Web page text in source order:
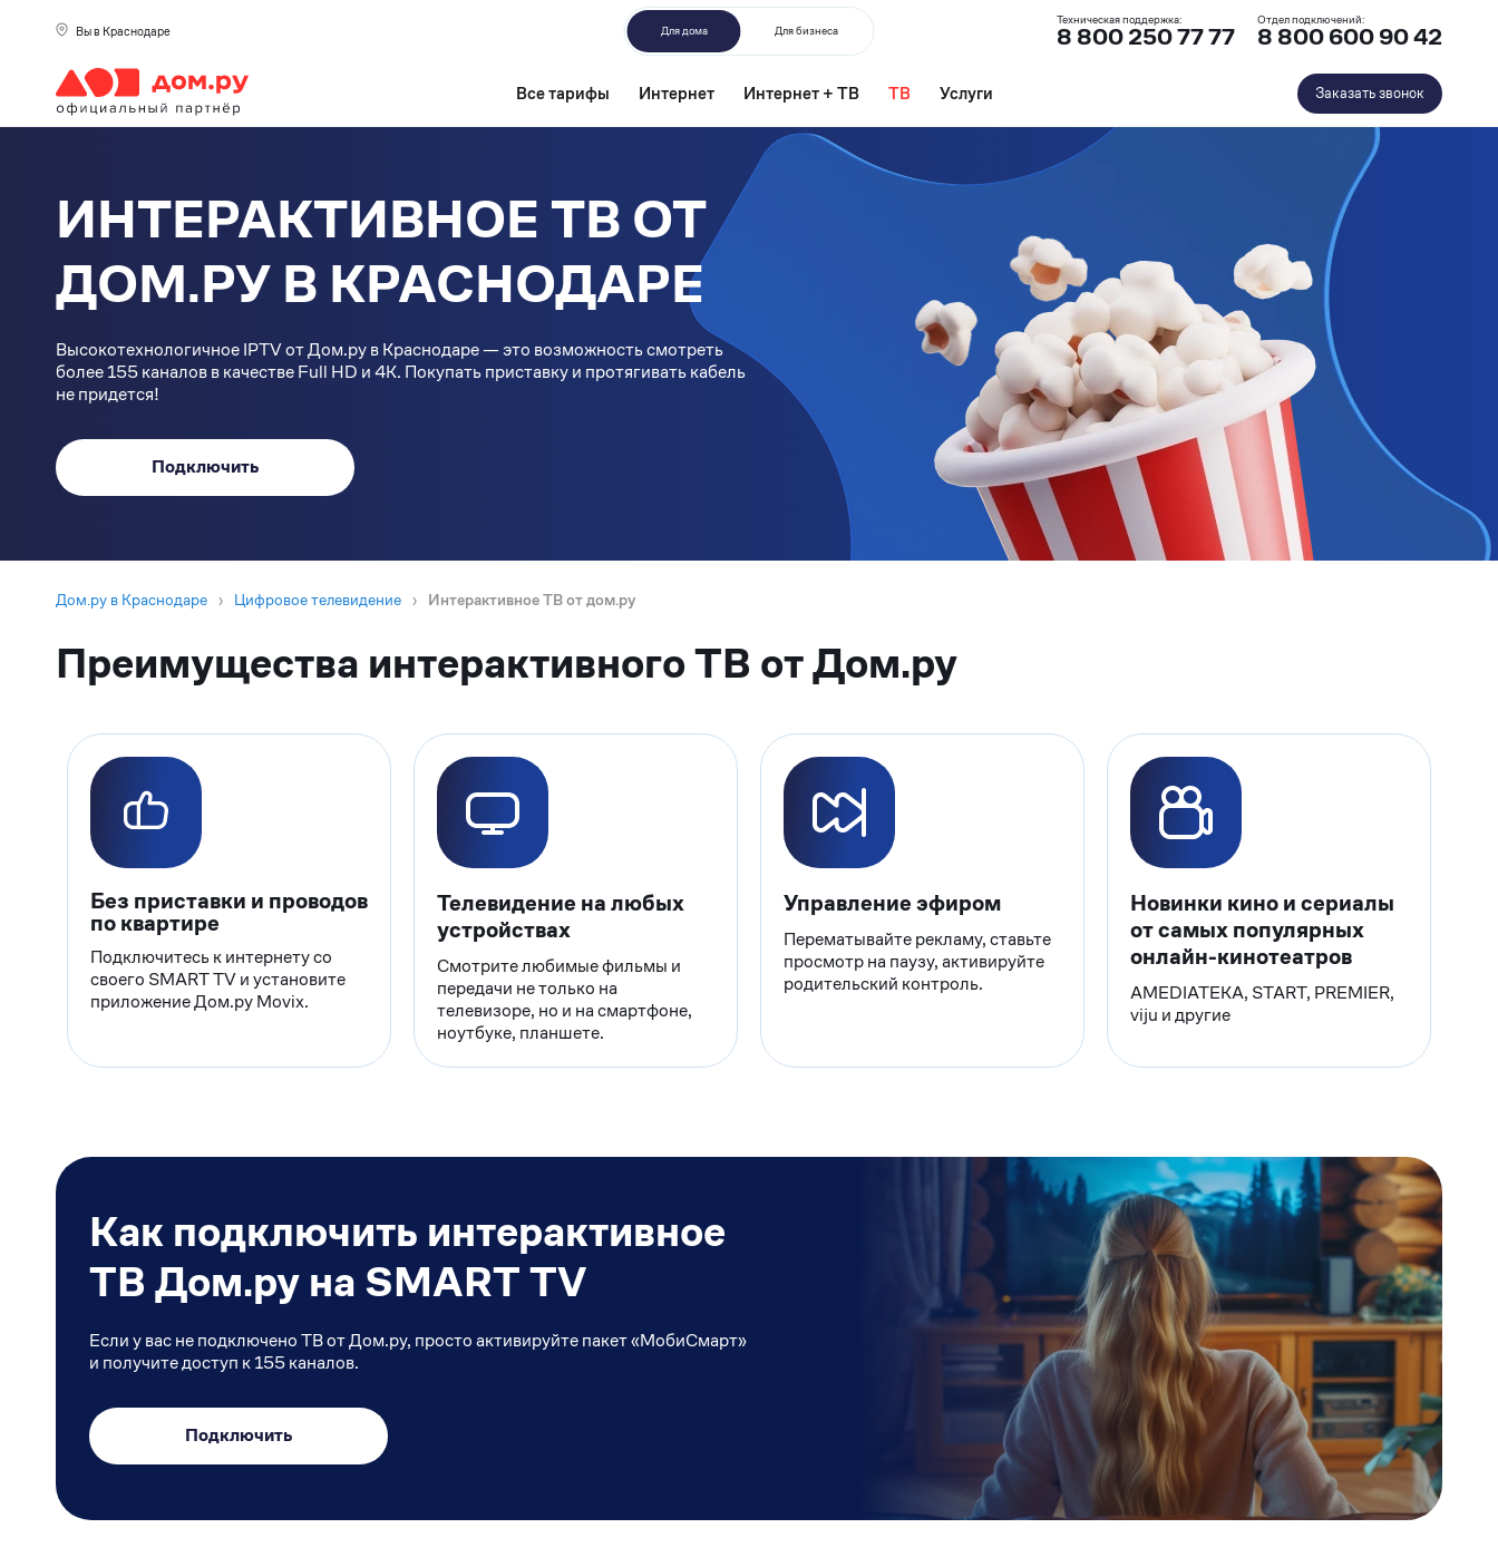
Вы в Краснодаре Для дома Для бизнеса
Техническая поддержка:
8 800 250 77 77
Отдел подключений:
8 800 600 90 42
Все тарифы Интернет Интернет + ТВ ТВ Услуги Заказать звонок
ИНТЕРАКТИВНОЕ ТВ ОТ
ДОМ.РУ В КРАСНОДАРЕ
Высокотехнологичное IPTV от Дом.ру в Краснодаре — это возможность смотреть
более 155 каналов в качестве Full HD и 4К. Покупать приставку и протягивать кабель
не придется!
Подключить
Дом.ру в Краснодаре › Цифровое телевидение › Интерактивное ТВ от дом.ру
Преимущества интерактивного ТВ от Дом.ру
Без приставки и проводов
по квартире
Подключитесь к интернету со
своего SMART TV и установите
приложение Дом.ру Movix.
Телевидение на любых
устройствах
Смотрите любимые фильмы и
передачи не только на
телевизоре, но и на смартфоне,
ноутбуке, планшете.
Управление эфиром
Перематывайте рекламу, ставьте
просмотр на паузу, активируйте
родительский контроль.
Новинки кино и сериалы
от самых популярных
онлайн-кинотеатров
AMEDIATEKA, START, PREMIER,
viju и другие
Как подключить интерактивное
ТВ Дом.ру на SMART TV
Если у вас не подключено ТВ от Дом.ру, просто активируйте пакет «МобиСмарт»
и получите доступ к 155 каналов.
Подключить